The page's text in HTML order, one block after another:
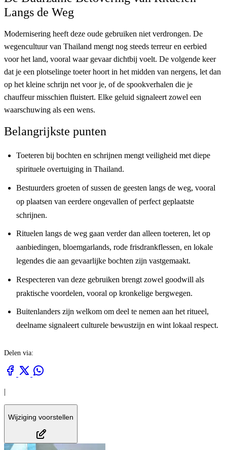
Langs de Weg
Modernisering heeft deze oude gebruiken niet verdrongen. De
wegencultuur van Thailand mengt nog steeds terreur en eerbied
voor het land, vooral waar gevaar dichtbij voelt. De volgende keer
dat je een plotselinge toeter hoort in het midden van nergens, let dan
op het kleine schrijn net voor je, of de spookverhalen die je
chauffeur misschien fluistert. Elke geluid signaleert zowel een
waarschuwing als een wens.
Belangrijkste punten
Toeteren bij bochten en schrijnen mengt veiligheid met diepe
spirituele overtuiging in Thailand.
Bestuurders groeten of sussen de geesten langs de weg, vooral
op plaatsen van eerdere ongevallen of perfect geplaatste
schrijnen.
Rituelen langs de weg gaan verder dan alleen toeteren, let op
aanbiedingen, bloemgarlands, rode frisdrankflessen, en lokale
legendes die aan gevaarlijke bochten zijn vastgemaakt.
Respecteren van deze gebruiken brengt zowel goodwill als
praktische voordelen, vooral op kronkelige bergwegen.
Buitenlanders zijn welkom om deel te nemen aan het ritueel,
deelname signaleert culturele bewustzijn en wint lokaal respect.
Delen via:
Wijziging voorstellen